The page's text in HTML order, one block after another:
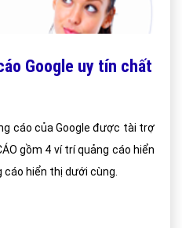
Google uy tín chất
cáo của Google được tài trợ
gồm 4 ví trí quảng cáo hiển
hiển thị dưới cùng.